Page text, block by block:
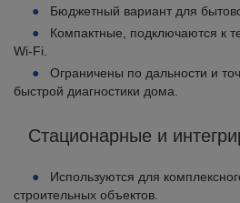
Бюджетный вариант для
Компактные, подключаются к
Wi-Fi.
Ограничены по дальности и
быстрой диагностики дома.
Стационарные и
Используются для
строительных объектов.